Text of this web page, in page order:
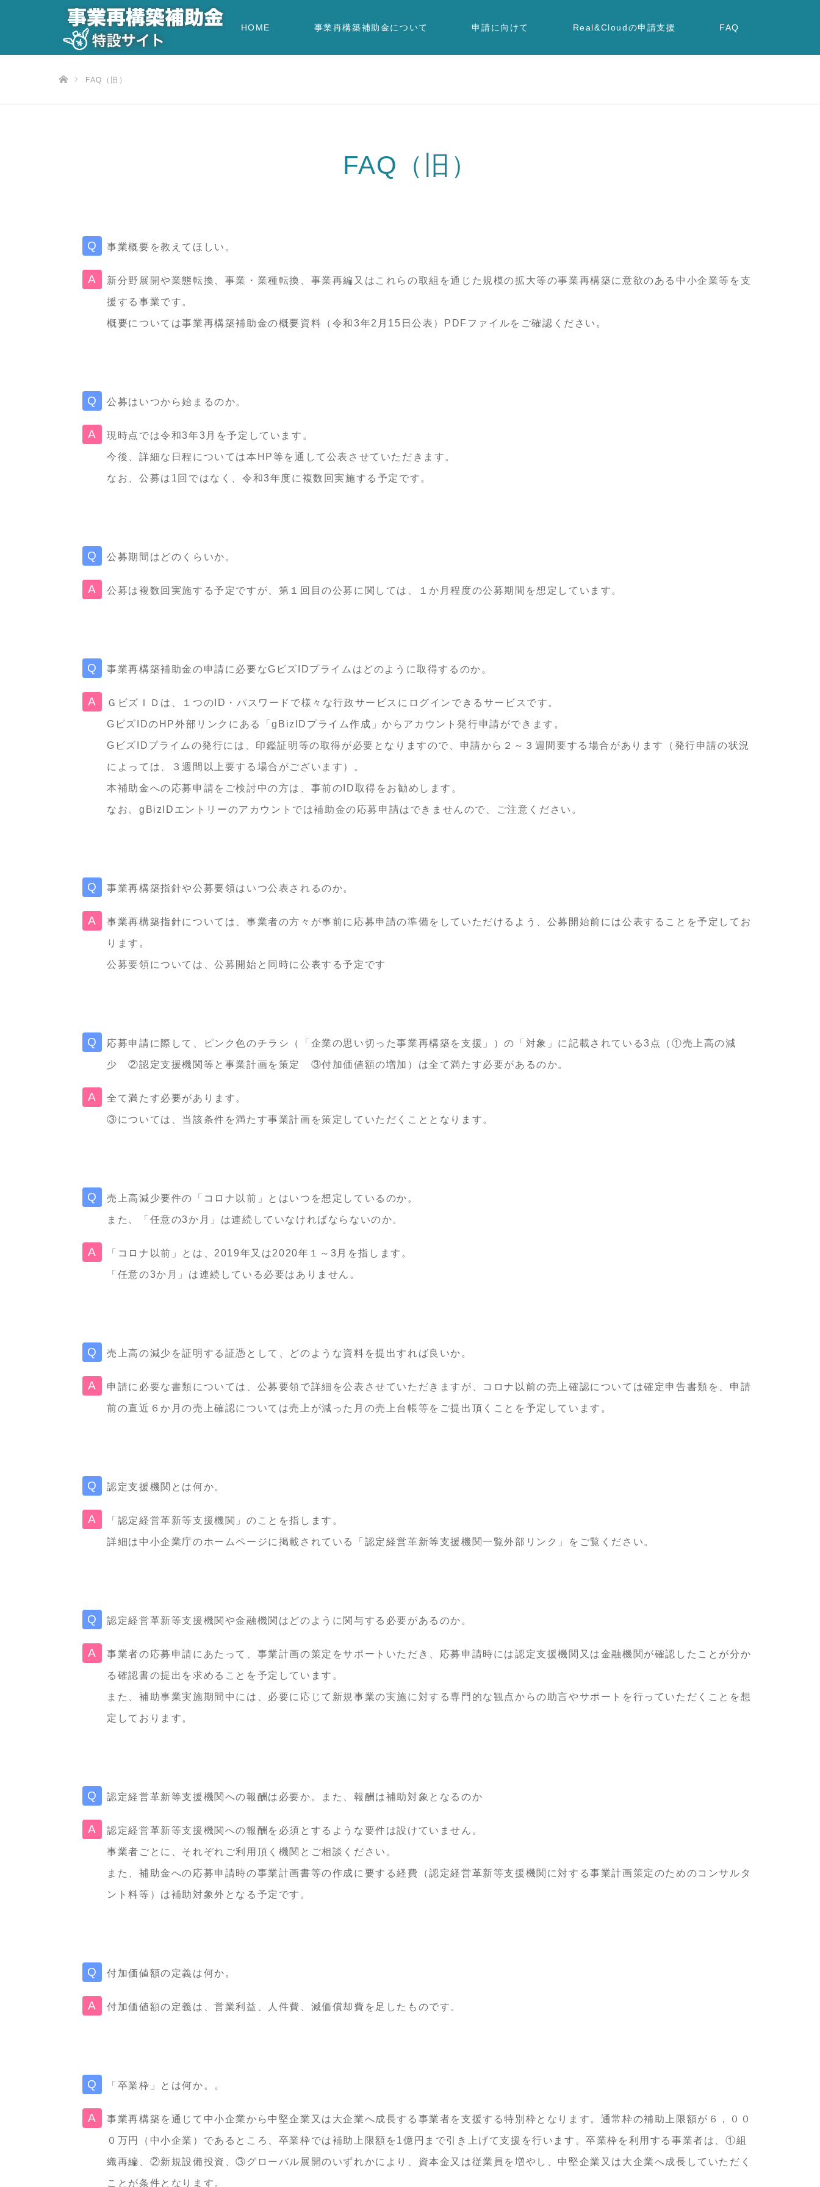
HOME 事業再構築補助金について 申請に向けて Real&Cloudの申請支援 FAQ
FAQ（旧）
FAQ（旧）
事業概要を教えてほしい。
新分野展開や業態転換、事業・業種転換、事業再編又はこれらの取組を通じた規模の拡大等の事業再構築に意欲のある中小企業等を支
援する事業です。
概要については事業再構築補助金の概要資料（令和3年2月15日公表）PDFファイルをご確認ください。
公募はいつから始まるのか。
現時点では令和3年3月を予定しています。
今後、詳細な日程については本HP等を通して公表させていただきます。
なお、公募は1回ではなく、令和3年度に複数回実施する予定です。
公募期間はどのくらいか。
公募は複数回実施する予定ですが、第１回目の公募に関しては、１か月程度の公募期間を想定しています。
事業再構築補助金の申請に必要なGビズIDプライムはどのように取得するのか。
ＧビズＩＤは、１つのID・パスワードで様々な行政サービスにログインできるサービスです。
GビズIDのHP外部リンクにある「gBizIDプライム作成」からアカウント発行申請ができます。
GビズIDプライムの発行には、印鑑証明等の取得が必要となりますので、申請から２～３週間要する場合があります（発行申請の状況
によっては、３週間以上要する場合がございます）。
本補助金への応募申請をご検討中の方は、事前のID取得をお勧めします。
なお、gBizIDエントリーのアカウントでは補助金の応募申請はできませんので、ご注意ください。
事業再構築指針や公募要領はいつ公表されるのか。
事業再構築指針については、事業者の方々が事前に応募申請の準備をしていただけるよう、公募開始前には公表することを予定してお
ります。
公募要領については、公募開始と同時に公表する予定です
応募申請に際して、ピンク色のチラシ（「企業の思い切った事業再構築を支援」）の「対象」に記載されている3点（①売上高の減
少 ②認定支援機関等と事業計画を策定 ③付加価値額の増加）は全て満たす必要があるのか。
全て満たす必要があります。
③については、当該条件を満たす事業計画を策定していただくこととなります。
売上高減少要件の「コロナ以前」とはいつを想定しているのか。
また、「任意の3か月」は連続していなければならないのか。
「コロナ以前」とは、2019年又は2020年１～3月を指します。
「任意の3か月」は連続している必要はありません。
売上高の減少を証明する証憑として、どのような資料を提出すれば良いか。
申請に必要な書類については、公募要領で詳細を公表させていただきますが、コロナ以前の売上確認については確定申告書類を、申請
前の直近６か月の売上確認については売上が減った月の売上台帳等をご提出頂くことを予定しています。
認定支援機関とは何か。
「認定経営革新等支援機関」のことを指します。
詳細は中小企業庁のホームページに掲載されている「認定経営革新等支援機関一覧外部リンク」をご覧ください。
認定経営革新等支援機関や金融機関はどのように関与する必要があるのか。
事業者の応募申請にあたって、事業計画の策定をサポートいただき、応募申請時には認定支援機関又は金融機関が確認したことが分か
る確認書の提出を求めることを予定しています。
また、補助事業実施期間中には、必要に応じて新規事業の実施に対する専門的な観点からの助言やサポートを行っていただくことを想
定しております。
認定経営革新等支援機関への報酬は必要か。また、報酬は補助対象となるのか
認定経営革新等支援機関への報酬を必須とするような要件は設けていません。
事業者ごとに、それぞれご利用頂く機関とご相談ください。
また、補助金への応募申請時の事業計画書等の作成に要する経費（認定経営革新等支援機関に対する事業計画策定のためのコンサルタ
ント料等）は補助対象外となる予定です。
付加価値額の定義は何か。
付加価値額の定義は、営業利益、人件費、減価償却費を足したものです。
「卒業枠」とは何か。。
事業再構築を通じて中小企業から中堅企業又は大企業へ成長する事業者を支援する特別枠となります。通常枠の補助上限額が６，００
０万円（中小企業）であるところ、卒業枠では補助上限額を1億円まで引き上げて支援を行います。卒業枠を利用する事業者は、①組
織再編、②新規設備投資、③グローバル展開のいずれかにより、資本金又は従業員を増やし、中堅企業又は大企業へ成長していただく
ことが条件となります。